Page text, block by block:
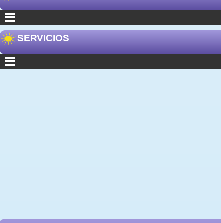
SERVICIOS